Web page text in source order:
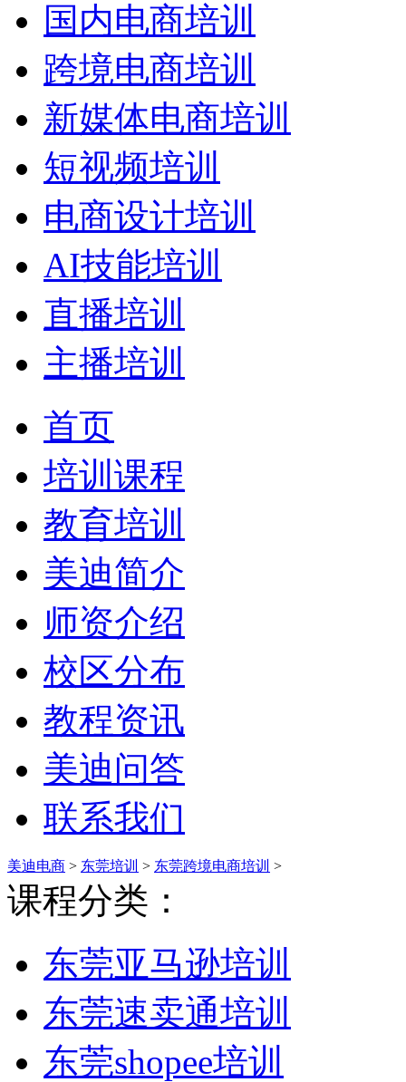
国内电商培训
跨境电商培训
新媒体电商培训
短视频培训
电商设计培训
AI技能培训
直播培训
主播培训
首页
培训课程
教育培训
美迪简介
师资介绍
校区分布
教程资讯
美迪问答
联系我们
美迪电商 > 东莞培训 > 东莞跨境电商培训 >
课程分类：
东莞亚马逊培训
东莞速卖通培训
东莞shopee培训